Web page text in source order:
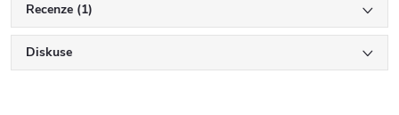
Recenze (1)
Diskuse